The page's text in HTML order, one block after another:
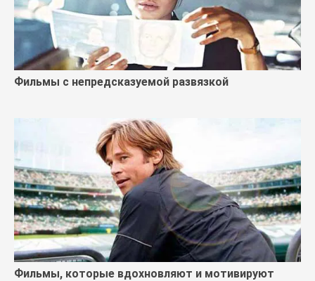
Фильмы с непредсказуемой развязкой
Фильмы, которые вдохновляют и мотивируют